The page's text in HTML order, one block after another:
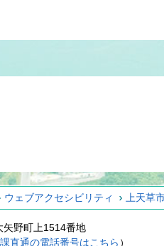
ウェブアクセシビリティ 上天草
矢野町上1514番地
直通の電話番号はこちら ）